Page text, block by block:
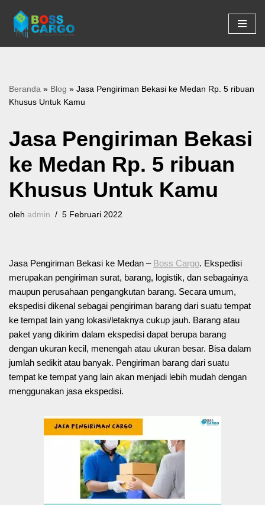
Lompat
ke
Beranda » Blog » Jasa Pengiriman Bekasi ke Medan Rp. 5 ribuan
Khusus Untuk Kamu
Jasa Pengiriman Bekasi
ke Medan Rp. 5 ribuan
Khusus Untuk Kamu
oleh admin 5 Februari 2022
Jasa Pengiriman Bekasi ke Medan – Boss Cargo. Ekspedisi
merupakan pengiriman surat, barang, logistik, dan sebagainya
maupun perusahaan pengangkutan barang. Secara umum,
ekspedisi dikenal sebagai pengiriman barang dari suatu tempat
ke tempat lain yang lokasi/letaknya cukup jauh. Barang atau
paket yang dikirim dalam ekspedisi dapat berupa barang
dengan ukuran kecil, menengah atau ukuran besar. Bisa dalam
jumlah sedikit atau banyak. Pengiriman barang dari suatu
tempat ke tempat yang lain akan menjadi lebih mudah dengan
menggunakan jasa ekspedisi.